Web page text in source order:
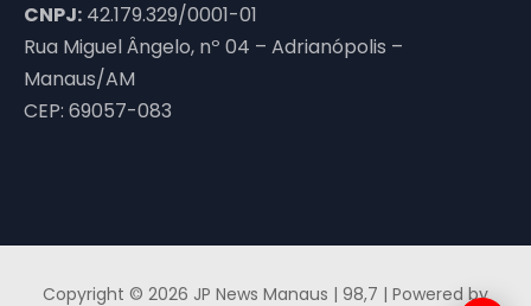
CNPJ: 42.179.329/0001-01
Rua Miguel Ângelo, nº 04 – Adrianópolis –
Manaus/AM
CEP: 69057-083
Copyright © 2026 JP News Manaus | 98,7 | Powered by